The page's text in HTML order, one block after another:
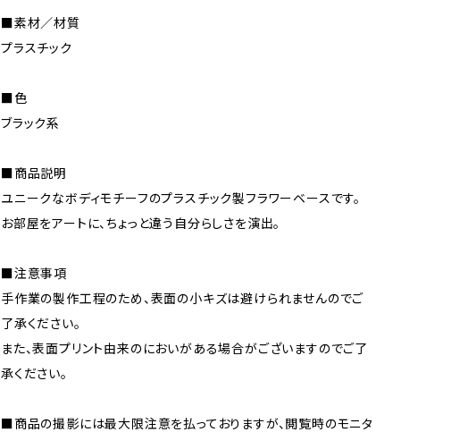
■素材／材質
プラスチック
■色
ブラック系
■商品説明
ユニークなボディモチーフのプラスチック製フラワーベースです。
お部屋をアートに、ちょっと違う自分らしさを演出。
■注意事項
手作業の製作工程のため、表面の小キズは避けられませんのでご
了承ください。
また、表面プリント由来のにおいがある場合がございますのでご了
承ください。
■商品の撮影には最大限注意を払っておりますが、閲覧時のモニタ